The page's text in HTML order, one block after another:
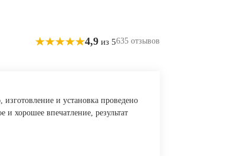
4,9 из 5635 отзывов
и установка проведено
хорошее впечатление, результат